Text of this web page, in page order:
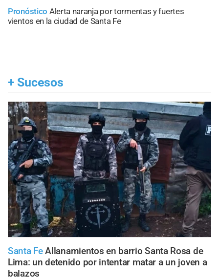
Pronóstico Alerta naranja por tormentas y fuertes
vientos en la ciudad de Santa Fe
+ Sucesos
Santa Fe Allanamientos en barrio Santa Rosa de
Lima: un detenido por intentar matar a un joven a
balazos